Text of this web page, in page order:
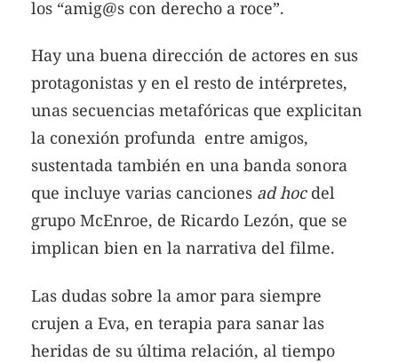
los “amig@s con derecho a roce”.
Hay una buena dirección de actores en sus
protagonistas y en el resto de intérpretes,
unas secuencias metafóricas que explicitan
la conexión profunda entre amigos,
sustentada también en una banda sonora
que incluye varias canciones ad hocdel
grupo McEnroe, de Ricardo Lezón, que se
implican bien en la narrativa del filme.
Las dudas sobre la amor para siempre
crujen a Eva, en terapia para sanar las
heridas de su última relación, al tiempo